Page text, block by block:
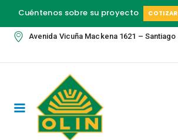
Cuéntenos sobre su proyecto COTIZAR
Avenida Vicuña Mackena 1621 – Santiago